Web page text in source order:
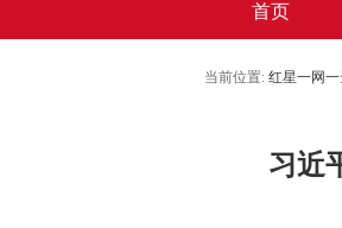
首页
当前位置: 红星一网一
习近